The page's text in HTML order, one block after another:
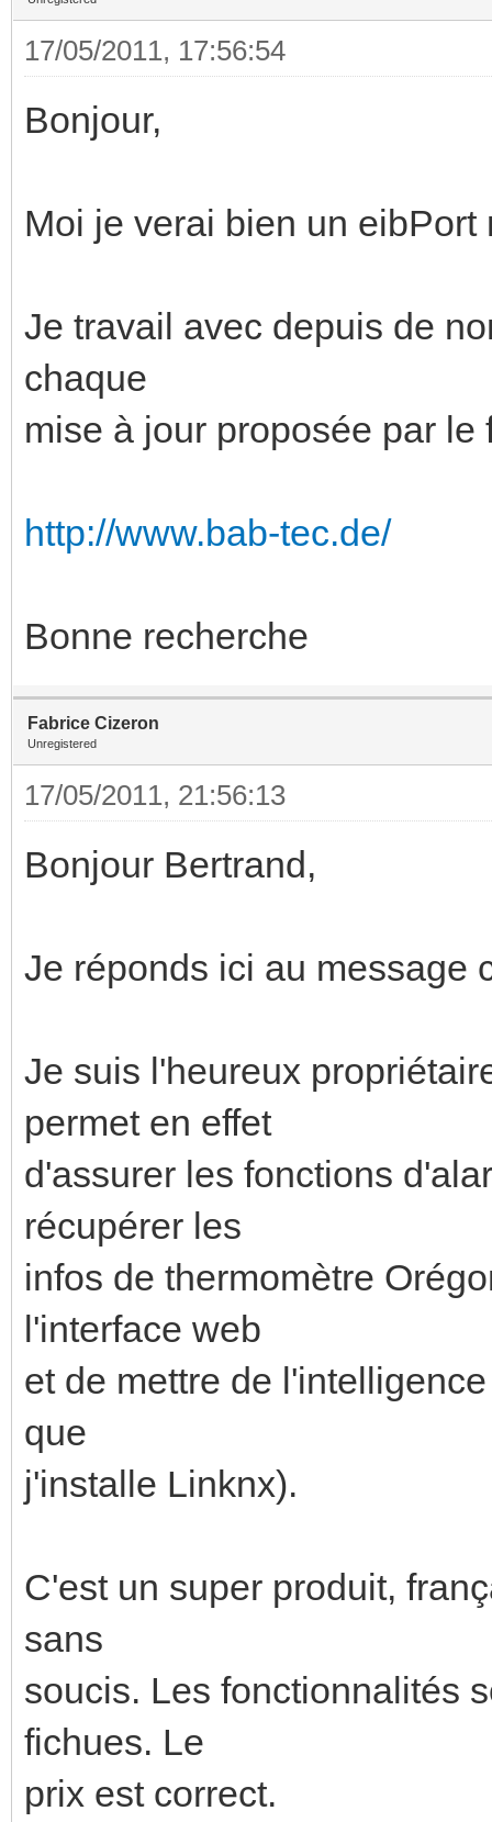
17/05/2011, 17:56:54
Bonjour,
Moi je verai bien un eibPort
Je travail avec depuis de
chaque
mise à jour proposée par le
http://www.bab-tec.de/
Bonne recherche
Fabrice Cizeron
Unregistered
17/05/2011, 21:56:13
Bonjour Bertrand,
Je réponds ici au message
Je suis l'heureux
permet en effet
d'assurer les fonctions
récupérer les
infos de thermomètre
l'interface web
et de mettre de
que
j'installe Linknx).
C'est un super produit,
sans
soucis. Les fonctionnalités
fichues. Le
prix est correct.